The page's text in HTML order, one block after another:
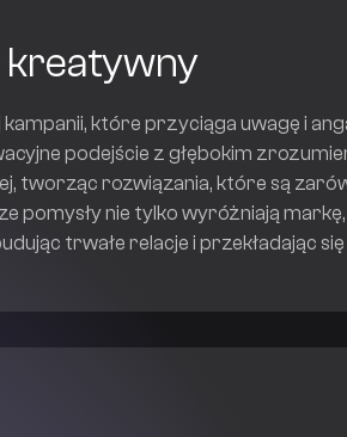
kreatywny
które przyciąga uwagę i
podejście z głębokim
tworząc rozwiązania, które są
pomysły nie tylko wyróżniają
trwałe relacje i przekładając